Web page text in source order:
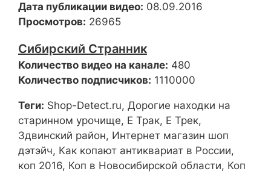
Дата публикации видео: 08.09.2016
Просмотров: 26965
Сибирский Странник
Количество видео на канале: 480
Количество подписчиков: 1110000
Теги: Shop-Detect.ru, Дорогие находки на
старинном урочище, Е Трак, Е Трек,
Здвинский район, Интернет магазин шоп
дэтэйч, Как копают антиквариат в России,
коп 2016, Коп в Новосибирской области, Коп